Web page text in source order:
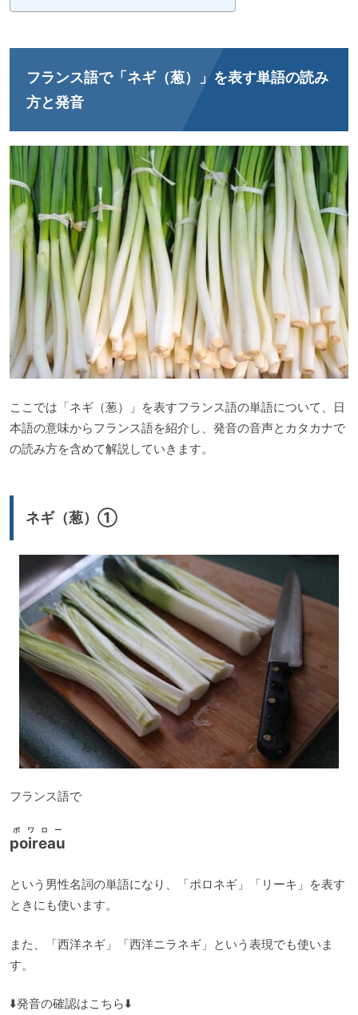
フランス語で「ネギ（葱）」を表す単語の読み
方と発音
ここでは「ネギ（葱）」を表すフランス語の単語について、日
本語の意味からフランス語を紹介し、発音の音声とカタカナで
の読み方を含めて解説していきます。
ネギ（葱）①
フランス語で
poireau
ポワロー
という男性名詞の単語になり、「ポロネギ」「リーキ」を表す
ときにも使います。
また、「西洋ネギ」「西洋ニラネギ」という表現でも使いま
す。
⬇️発音の確認はこちら⬇️